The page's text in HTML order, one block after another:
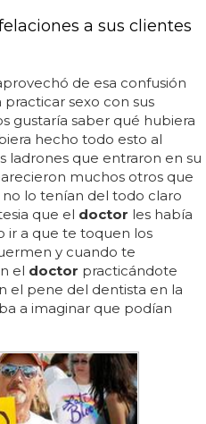
a sus clientes
de esa confusión
practicar sexo con sus
gustaría saber qué hubiera
hecho todo esto al
ladrones que entraron en su
muchos otros que
lo tenían del todo claro
que el doctor les había
ir a que te toquen los
y cuando te
el doctor practicándote
el pene del dentista en la
a imaginar que podían